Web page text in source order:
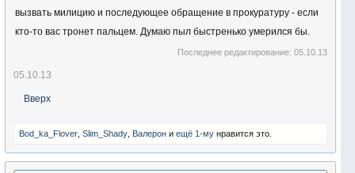
вызвать милицию и последующее обращение в прокуратуру - если
кто-то вас тронет пальцем. Думаю пыл быстренько умерился бы.
Последнее редактирование:05.10.13
05.10.13
Вверх
Bod_ka_Flover Slim_Shady Валерон и ещё 1-му нравится это.